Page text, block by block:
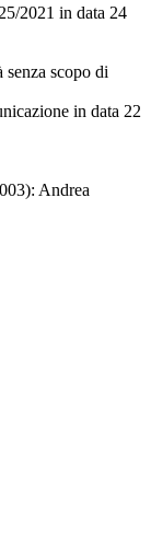
2021 in data 24
scopo di
in data 22
Andrea